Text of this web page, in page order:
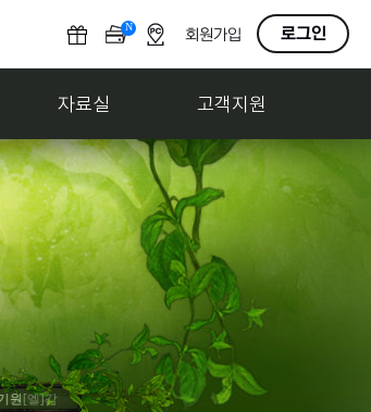
N
F
회원가입 로그인
자료실 고객지원
]감조탕홍보사고팔기 게시판 만들어줘[엘]감조탕